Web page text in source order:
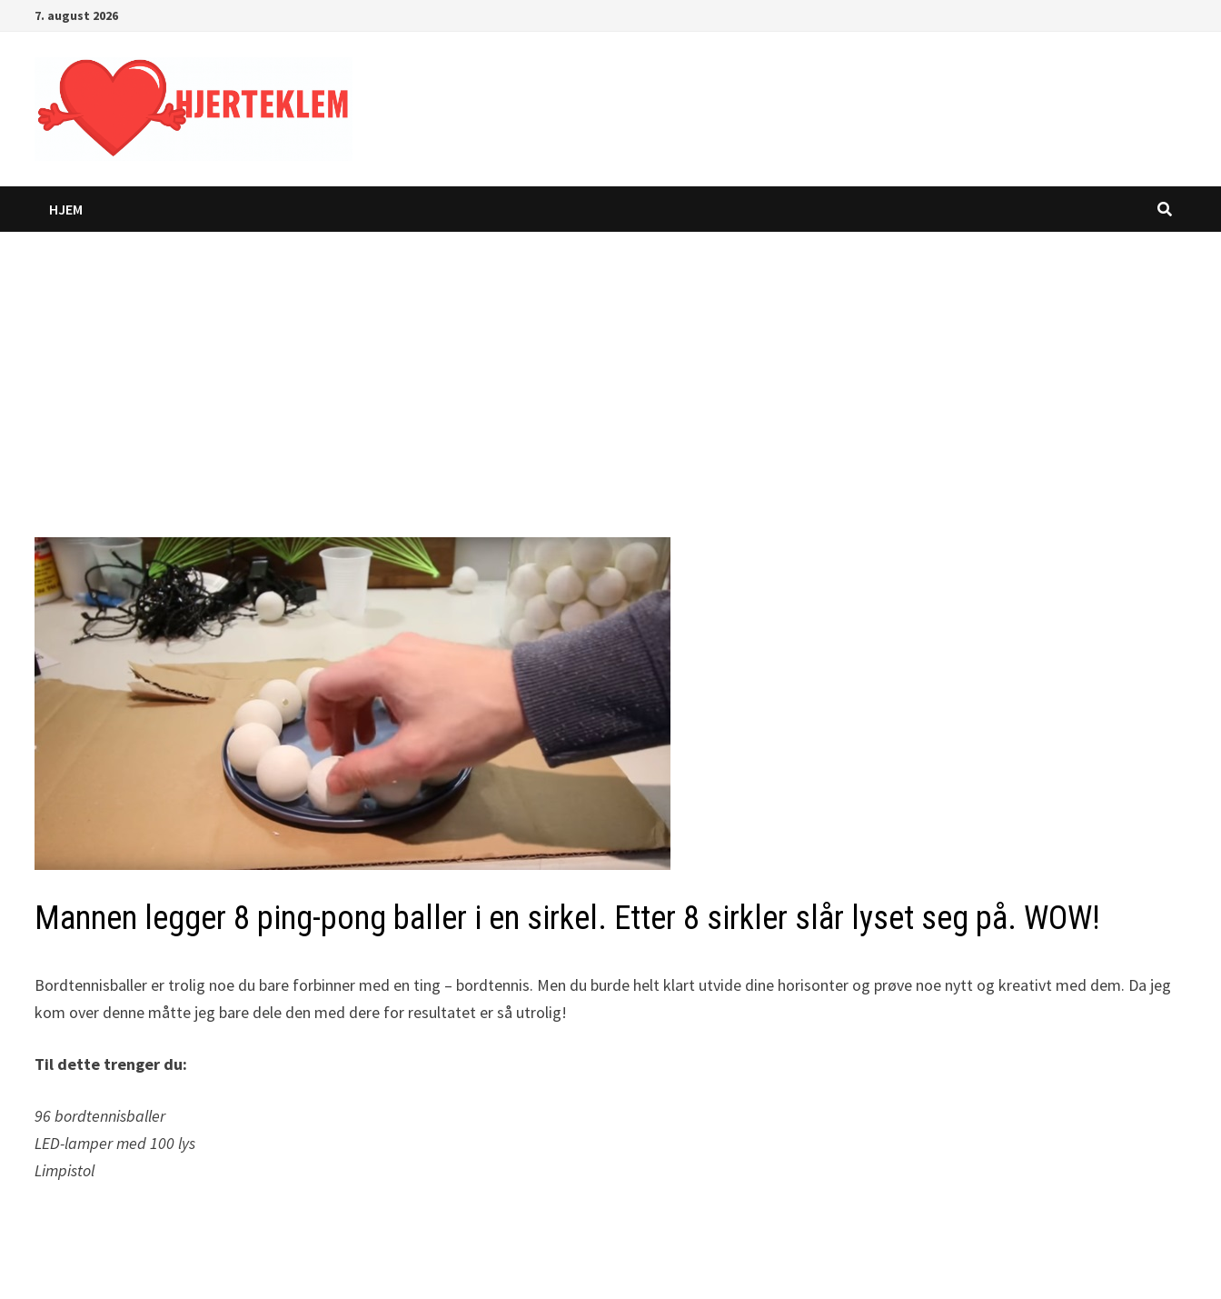
7. august 2026
HJEM
Mannen legger 8 ping-pong baller i en sirkel. Etter 8 sirkler slår lyset seg på. WOW!
Bordtennisballer er trolig noe du bare forbinner med en ting – bordtennis. Men du burde helt klart utvide dine horisonter og prøve noe nytt og kreativt med dem. Da jeg
kom over denne måtte jeg bare dele den med dere for resultatet er så utrolig!
Til dette trenger du:
96 bordtennisballer
LED-lamper med 100 lys
Limpistol